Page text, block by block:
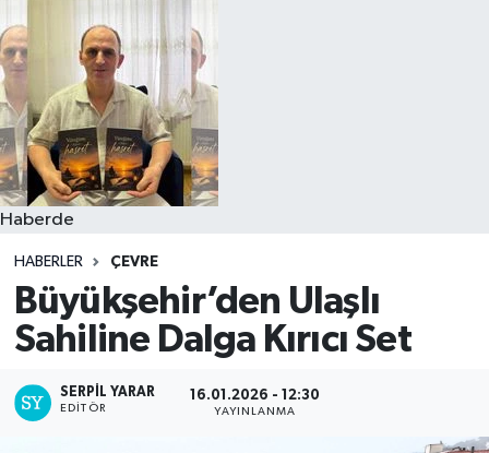
Haberde
HABERLER ÇEVRE
Büyükşehir’den Ulaşlı
Sahiline Dalga Kırıcı Set
SERPİL YARAR
EDITÖR
16.01.2026 - 12:30
YAYINLANMA